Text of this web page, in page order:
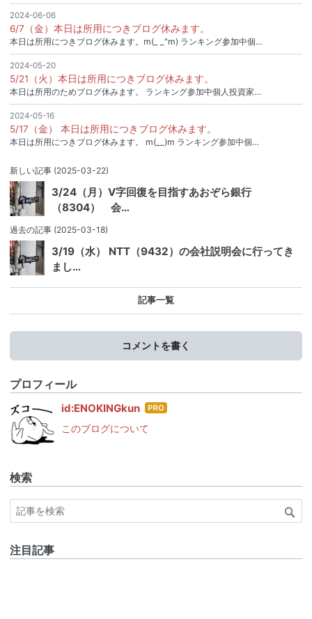
2024-06-06
6/7（金）本日は所用につきブログ休みます。
本日は所用につきブログ休みます。m(_ _"m) ランキング参加中個…
2024-05-20
5/21（火）本日は所用につきブログ休みます。
本日は所用のためブログ休みます。 ランキング参加中個人投資家…
2024-05-16
5/17（金） 本日は所用につきブログ休みます。
本日は所用につきブログ休みます。 m(__)m ランキング参加中個…
新しい記事 (2025-03-22)
3/24（月）V字回復を目指すあおぞら銀行
（8304） 会…
過去の記事 (2025-03-18)
3/19（水） NTT（9432）の会社説明会に行ってき
まし…
記事一覧
コメントを書く
プロフィール
id:ENOKINGkun はて
ログ
このブログについて
検索
注目記事